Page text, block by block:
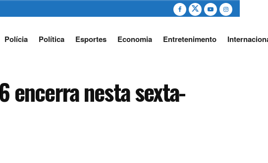
Polícia Política Esportes Economia Entretenimento
encerra nesta sexta-